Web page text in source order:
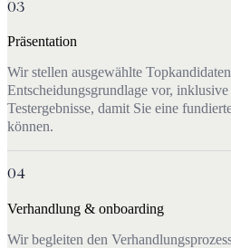
03
Präsentation
Wir stellen ausgewählte
Entscheidungsgrundlage vor,
Testergebnisse, damit Sie eine
können.
04
Verhandlung & onboarding
Wir begleiten den